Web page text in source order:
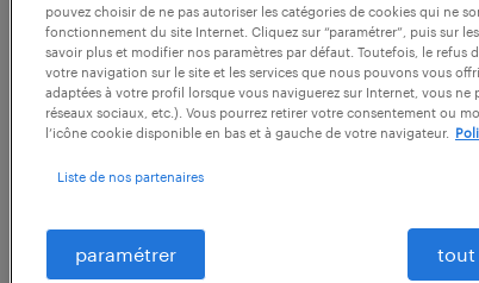
infirmier de (f/h) au
operatoire avec
le mans
le mans, sarthe
pouvez choisir de ne pas autoriser les catégories de cookies qui ne
fonctionnement du site Internet. Cliquez sur “paramétrer”, puis sur
savoir plus et modifier nos paramètres par défaut. Toutefois, le refus
votre navigation sur le site et les services que nous pouvons vous
adaptées à votre profil lorsque vous naviguerez sur Internet, vous ne
réseaux sociaux, etc.). Vous pourrez retirer votre consentement ou
l’icône cookie disponible en bas et à gauche de votre navigateur.
Liste de nos partenaires
paramétrer tout